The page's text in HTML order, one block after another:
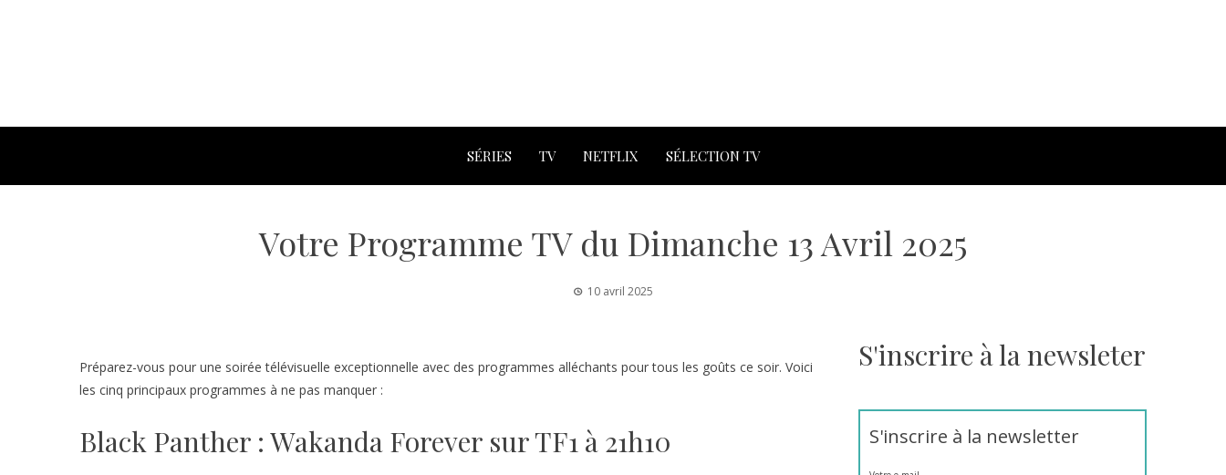
SÉRIES TV NETFLIX SÉLECTION TV
Votre Programme TV du Dimanche 13 Avril 2025
10 avril 2025
Préparez-vous pour une soirée télévisuelle exceptionnelle avec des programmes alléchants pour tous les goûts ce soir. Voici
les cinq principaux programmes à ne pas manquer :
Black Panther : Wakanda Forever sur TF1 à 21h10
S'inscrire à la newsleter
S'inscrire à la newsletter